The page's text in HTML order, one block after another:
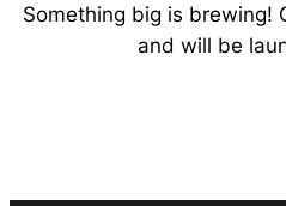
Something big is brewing!
and will be